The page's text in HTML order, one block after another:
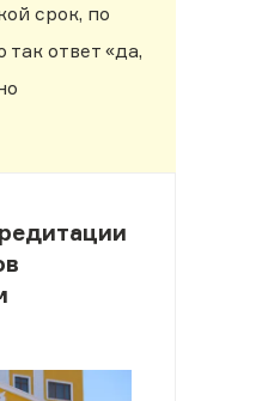
срок, по
ответ «да,